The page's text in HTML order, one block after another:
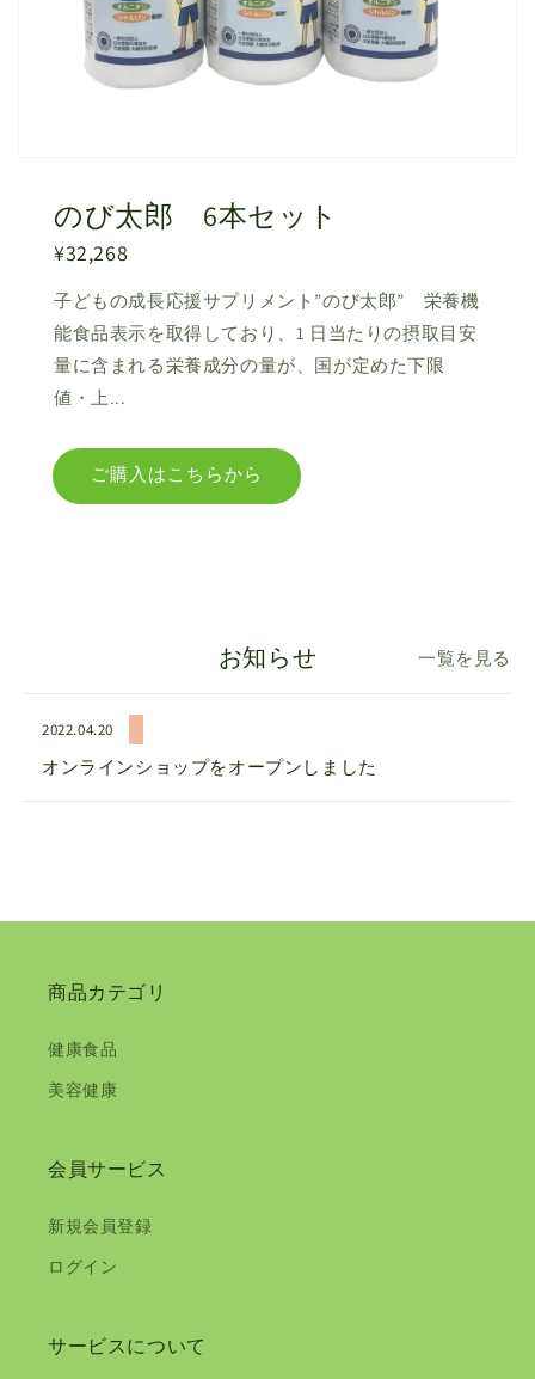
のび太郎 6本セット
¥32,268
子どもの成長応援サプリメント”のび太郎” 栄養機
能食品表示を取得しており、1 日当たりの摂取目安
量に含まれる栄養成分の量が、国が定めた下限
値・上...
ご購入はこちらから
お知らせ 一覧を見る
2022.04.20
オンラインショップをオープンしました
商品カテゴリ
健康食品
美容健康
会員サービス
新規会員登録
ログイン
サービスについて